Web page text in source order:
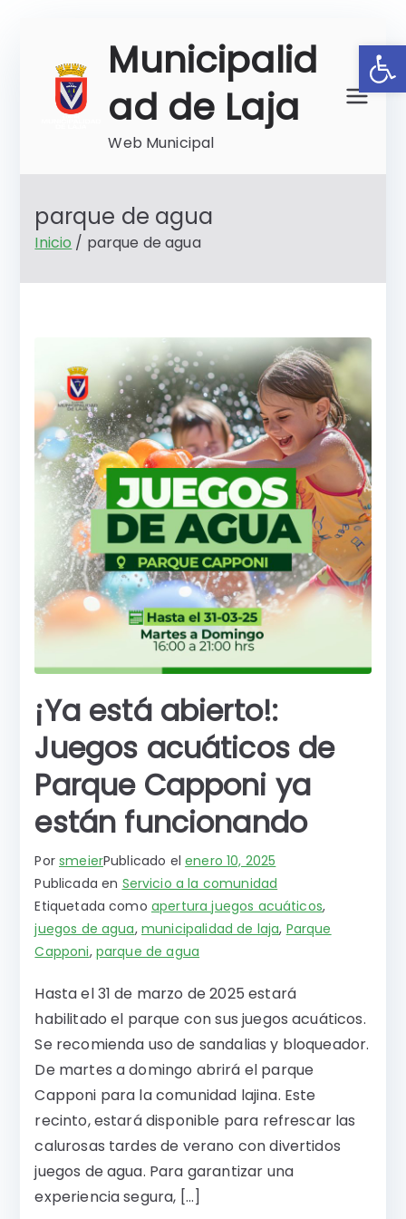
contenido
Municipalid
ad de Laja
Web Municipal
parque de agua
Inicio parque de agua
¡Ya está abierto!:
Juegos acuáticos de
Parque Capponi ya
están funcionando
PorsmeierPublicado elenero 10, 2025
Publicada en Servicio a la comunidad
Etiquetada como apertura juegos acuáticos,
juegos de agua, municipalidad de laja, Parque
Capponi, parque de agua
Hasta el 31 de marzo de 2025 estará
habilitado el parque con sus juegos acuáticos.
Se recomienda uso de sandalias y bloqueador.
De martes a domingo abrirá el parque
Capponi para la comunidad lajina. Este
recinto, estará disponible para refrescar las
calurosas tardes de verano con divertidos
juegos de agua. Para garantizar una
experiencia segura, […]